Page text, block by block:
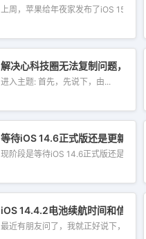
上周，苹果给年夜家发布了iOS 15.4 正
解决心科技圈无法复制问题，老
进入主题: 首先，先说下，由...
等待iOS 14.6正式版还是更新
现阶段是等待iOS 14.6正式版还是更新
iOS 14.4.2电池续航时间和信号
最近有朋友问了，我就正好说下，别问...